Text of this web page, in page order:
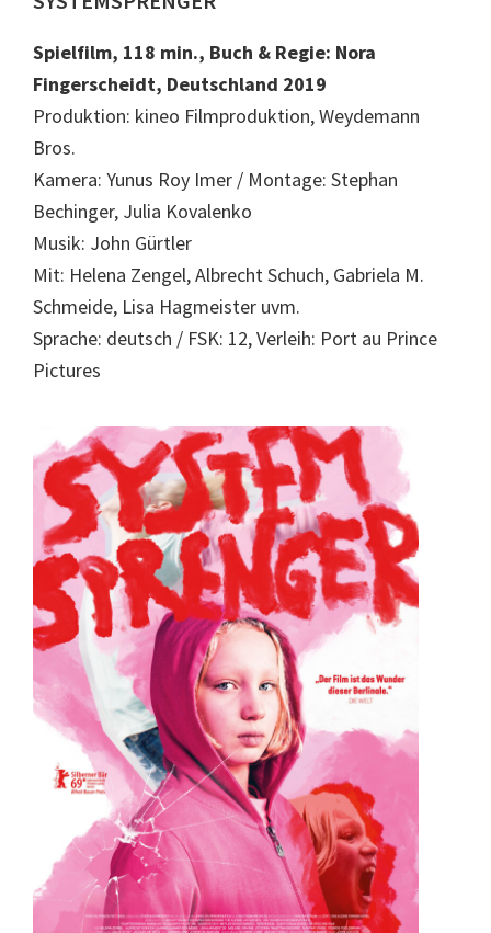
Spielfilm, 118 min., Buch & Regie: Nora
Fingerscheidt, Deutschland 2019
Produktion: kineo Filmproduktion, Weydemann
Bros.
Kamera: Yunus Roy Imer / Montage: Stephan
Bechinger, Julia Kovalenko
Musik: John Gürtler
Mit: Helena Zengel, Albrecht Schuch, Gabriela M.
Schmeide, Lisa Hagmeister uvm.
Sprache: deutsch / FSK: 12, Verleih: Port au Prince
Pictures